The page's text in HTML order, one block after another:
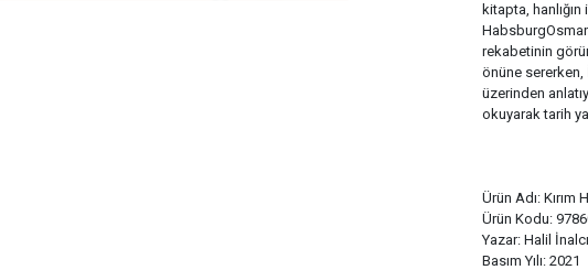
kitapta,
rekabetinin
önüne
üzerinden
okuyarak tarih
Ürün Adı: Kırım
Ürün Kodu:
Yazar: Halil
Basım Yılı: 2021